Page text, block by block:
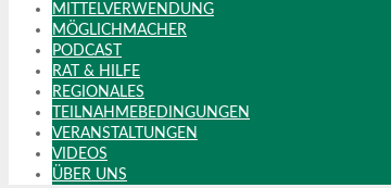
MITTELVERWENDUNG
MÖGLICHMACHER
PODCAST
RAT & HILFE
REGIONALES
TEILNAHMEBEDINGUNGEN
VERANSTALTUNGEN
VIDEOS
ÜBER UNS